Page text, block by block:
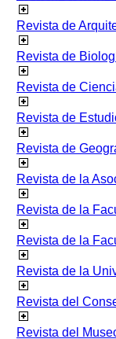
Revista de
Revista de
Revista de
Revista de
Revista de
Revista de la
Revista de la
Revista de la
Revista de la
Revista del
Revista del